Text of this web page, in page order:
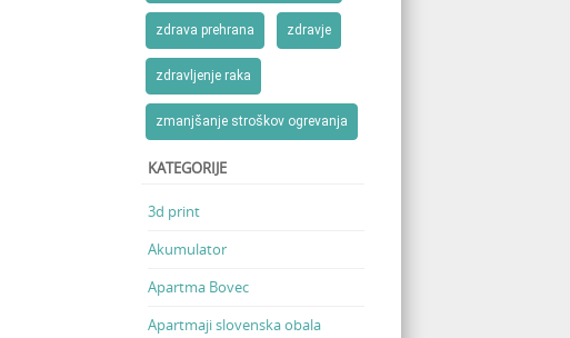
zdrava prehrana zdravje
zdravljenje raka
zmanjšanje stroškov ogrevanja
KATEGORIJE
3d print
Akumulator
Apartma Bovec
Apartmaji slovenska obala